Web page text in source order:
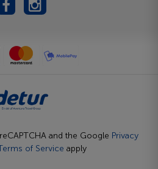
and the Google Privacy
of Service apply